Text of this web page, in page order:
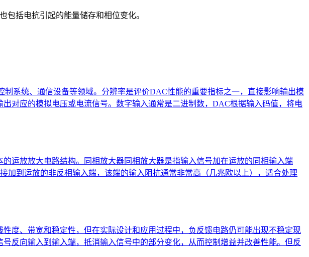
包括电抗引起的能量储存和相位变化。
系统、通信设备等领域。分辨率是评价DAC性能的重要指标之一，直接影响输出模
对应的模拟电压或电流信号。数字输入通常是二进制数，DAC根据输入码值，将电
运放放大电路结构。同相放大器同相放大器是指输入信号加在运放的同相输入端
加到运放的非反相输入端，该端的输入阻抗通常非常高（几兆欧以上），适合处理
度、带宽和稳定性，但在实际设计和应用过程中，负反馈电路仍可能出现不稳定现
反向输入到输入端，抵消输入信号中的部分变化，从而控制增益并改善性能。但反